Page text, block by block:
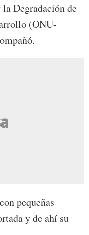
Degradación de
(ONU-
pequeñas
y de ahí su